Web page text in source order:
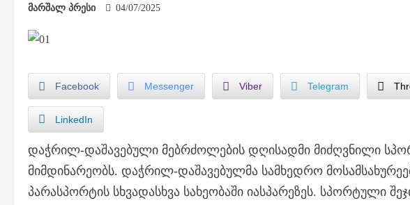
მარშალ პრესი 04/07/2025
Facebook Messenger Viber Telegram
LinkedIn
დაჭრილ-დაშავებული მებრძოლების დღისადმი მიძღვნილი
მიმდინარეობს. დაჭრილ-დაშავებულმა სამხედრო
პარასპორტის სხვადასხვა სახეობაში იასპარეზეს. სპორტული